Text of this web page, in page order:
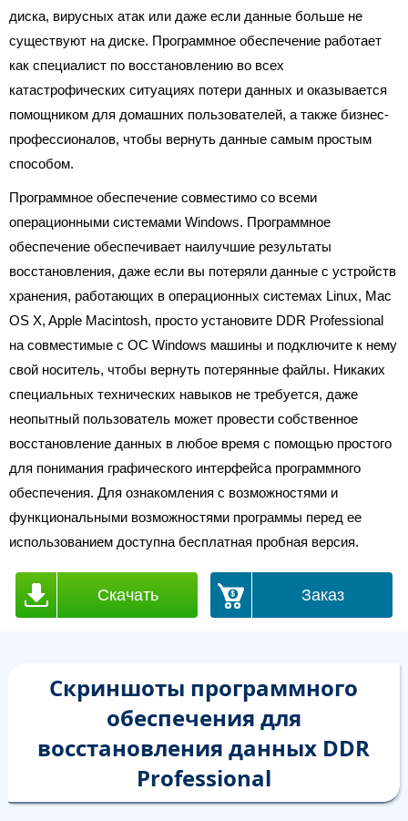
диска, вирусных атак или даже если данные больше не
существуют на диске. Программное обеспечение работает
как специалист по восстановлению во всех
катастрофических ситуациях потери данных и оказывается
помощником для домашних пользователей, а также бизнес-
профессионалов, чтобы вернуть данные самым простым
способом.
Программное обеспечение совместимо со всеми
операционными системами Windows. Программное
обеспечение обеспечивает наилучшие результаты
восстановления, даже если вы потеряли данные с устройств
хранения, работающих в операционных системах Linux, Mac
OS X, Apple Macintosh, просто установите DDR Professional
на совместимые с ОС Windows машины и подключите к нему
свой носитель, чтобы вернуть потерянные файлы. Никаких
специальных технических навыков не требуется, даже
неопытный пользователь может провести собственное
восстановление данных в любое время с помощью простого
для понимания графического интерфейса программного
обеспечения. Для ознакомления с возможностями и
функциональными возможностями программы перед ее
использованием доступна бесплатная пробная версия.
Скачать Заказ
Скриншоты программного
обеспечения для
восстановления данных DDR
Professional